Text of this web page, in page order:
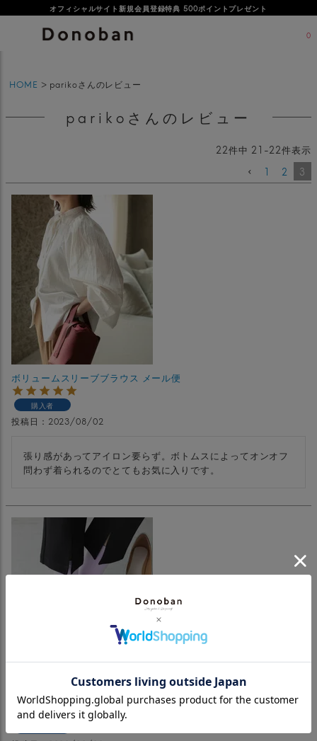
オフィシャルサイト新規会員登録特典 500ポイントプレゼント
0
HOME parikoさんのレビュー
parikoさんのレビュー
22件中 21 -22件表示
1
2 3
ボリュームスリーブブラウス メール便
購入者
投稿日 2023/08/02
張り感があってアイロン要らず。ボトムスによってオンオフ
問わず着られるのでとてもお気に入りです。
足袋ソックス メール便